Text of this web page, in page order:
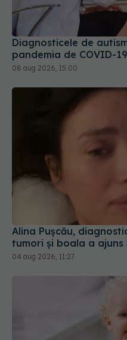
Diagnosticele de
pandemia de COVID-19
08 aug 2026, 15:00
Alina Pușcău,
tumori și boala a ajuns
04 aug 2026, 11:27